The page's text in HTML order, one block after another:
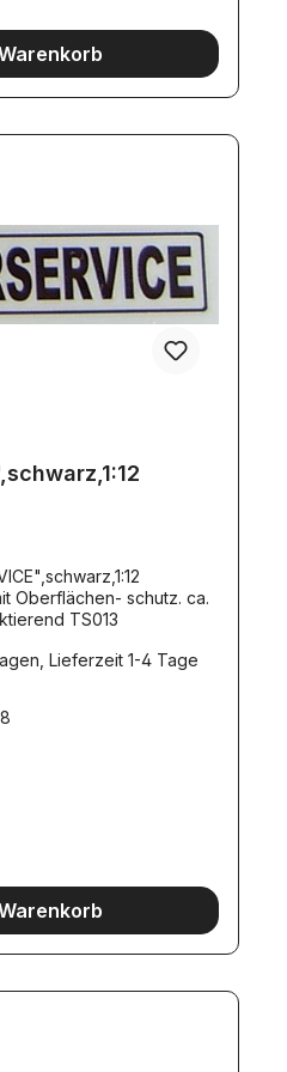
Oberflächen- schutz. ca.
TS013
Lieferzeit 1-4 Tage